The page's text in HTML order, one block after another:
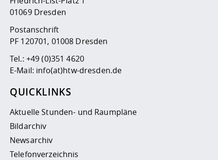
01069 Dresden
Postanschrift
PF 120701, 01008 Dresden
Tel.: +49 (0)351 4620
E-Mail: info(at)htw-dresden.de
QUICKLINKS
Aktuelle Stunden- und Raumpläne
Bildarchiv
Newsarchiv
Telefonverzeichnis